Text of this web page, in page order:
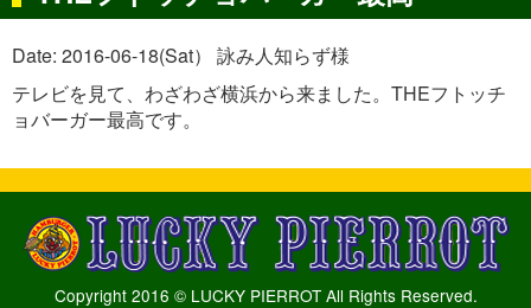
Date: 2016-06-18(Sat） 詠み人知らず様
テレビを見て、わざわざ横浜から来ました。THEフトッチ
ョバーガー最高です。
Copyright 2016 © LUCKY PIERROT All Rights Reserved.